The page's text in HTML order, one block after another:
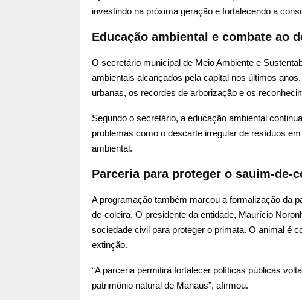
investindo na próxima geração e fortalecendo a
Educação ambiental e combate ao
O secretário municipal de Meio Ambiente e
ambientais alcançados pela capital nos últimos
urbanas, os recordes de arborização e os
Segundo o secretário, a educação ambiental
problemas como o descarte irregular de resíduos
ambiental.
Parceria para proteger o sauim-de-
A programação também marcou a formalização da
de-coleira. O presidente da entidade, Maurício
sociedade civil para proteger o primata. O animal é
extinção.
“A parceria permitirá fortalecer políticas públicas
patrimônio natural de Manaus”, afirmou.